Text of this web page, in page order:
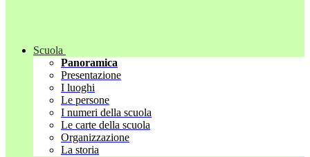
Scuola
Panoramica
Presentazione
I luoghi
Le persone
I numeri della scuola
Le carte della scuola
Organizzazione
La storia